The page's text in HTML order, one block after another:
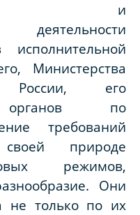
и
деятельности
Министерства
России, его
органов по
требований
природе
режимов,
Они
не только по их